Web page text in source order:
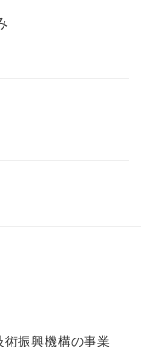
振興機構の事業